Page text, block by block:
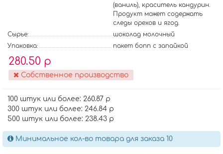
(ваниль), краситель кандурин.
Продукт может содержать
следы орехов и ягод.
Сырье:
шоколад молочный
Упаковка:
пакет бопп с запайкой
280.50 р
Собственное производство
100 штук или более: 260.87 р
300 штук или более: 246.84 р
500 штук или более: 238.43 р
Минимальное кол-во товара для заказа 10